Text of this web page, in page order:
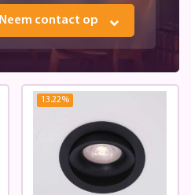
Neem contact op
13.22%